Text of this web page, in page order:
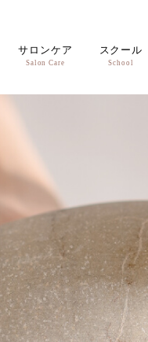
サロンケア
Salon Care
スクール
School